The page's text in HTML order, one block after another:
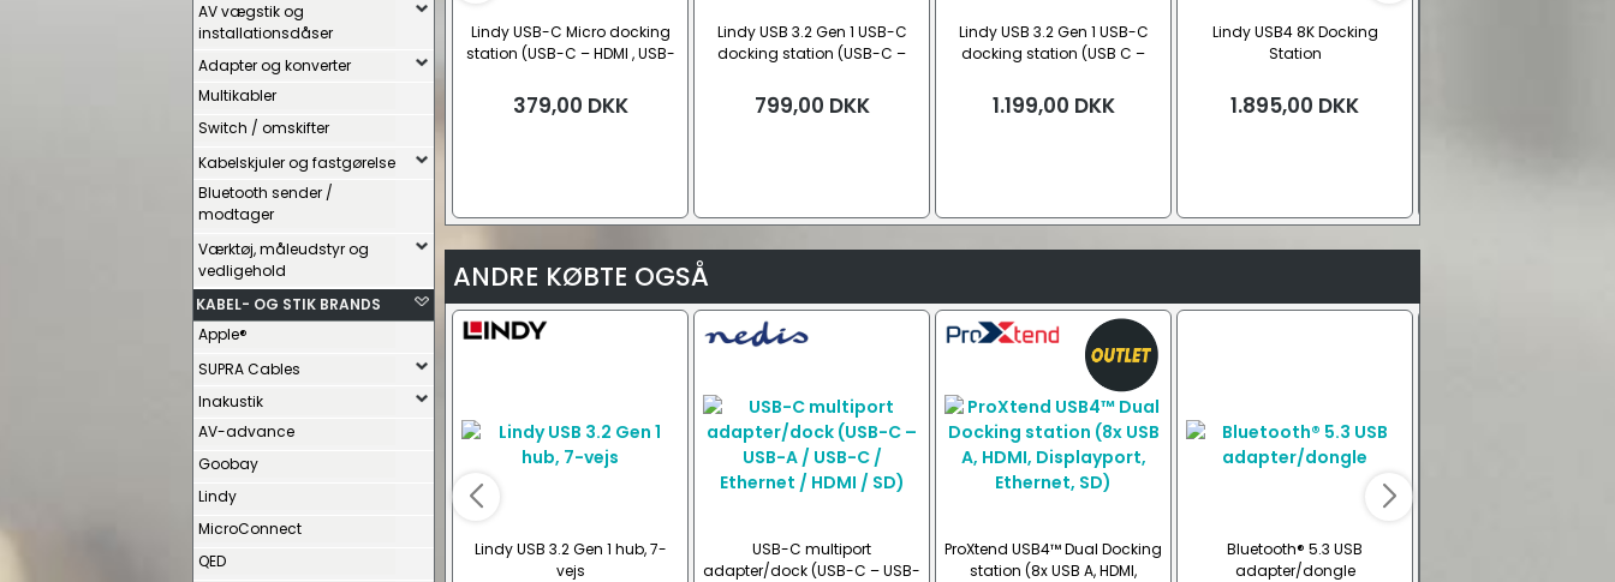
AV vægstik og
installationsdåser
Adapter og konverter
Multikabler
Switch / omskifter
Kabelskjuler og fastgørelse
Bluetooth sender /
modtager
Værktøj, måleudstyr og
vedligehold
KABEL- OG STIK BRANDS
Apple®
SUPRA Cables
Inakustik
AV-advance
Goobay
Lindy
MicroConnect
QED
Lindy USB-C Micro docking
station (USB-C – HDMI , USB-
379,00 DKK
Lindy USB 3.2 Gen 1 USB-C
docking station (USB-C –
SD / Jack)
799,00 DKK
Lindy USB 3.2 Gen 1 USB-C
docking station (USB C –
Jack , 100W PD)
1.199,00 DKK
Lindy USB4 8K Docking
Station
1.895,00 DKK
ANDRE KØBTE OGSÅ
Lindy USB 3.2 Gen 1 hub, 7-
vejs
USB-C multiport
adapter/dock (USB-C – USB-
ProXtend USB4™ Dual Docking
station (8x USB A, HDMI,
Bluetooth® 5.3 USB
adapter/dongle